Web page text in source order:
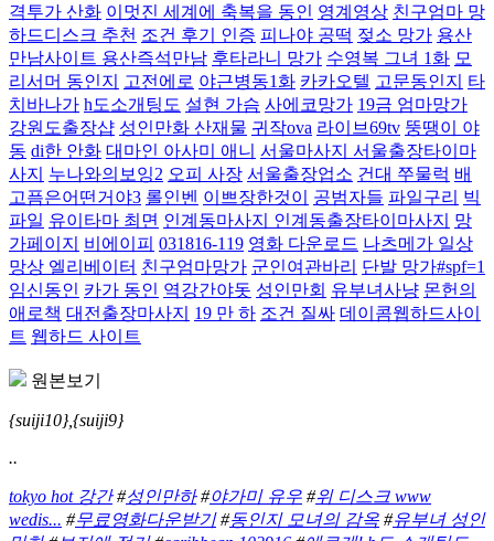
격투가 산화 이멋진 세계에 축복을 동인 영계영상 친구엄마 망
하드디스크 추천 조건 후기 인증 피나야 공떡 젖소 망가 용산
만남사이트 용산즉석만남 후타라니 망가 수영복 그녀 1화 모
리서머 동인지
고전에로 야근병동1화 카카오텔 고문동인지
타
치바나가 h도소개팅도 설현 가슴 사에코망가 19금 엄마망가
강원도출장샵 성인만화 산재물 귀작ova 라이브69tv 뚱땡이 야
동 di한 안화 대마인 아사미 애니 서울마사지 서울출장타이마
사지
누나와의보잉2 오피 사장 서울출장업소 건대 쭈물럭 배
고픔은어떤거야3 롤인벤 이쁘장한것이 공범자들 파일구리 빅
파일 유이타마 최면 인계동마사지 인계동출장타이마사지
망
가페이지
비에이피 031816-119 영화 다운로드 나츠메가 일상
망상 엘리베이터 친구엄마망가 군인여관바리 단발 망가#spf=1
임신동인 카가 동인 역강간야돗 성인만회 유부녀사냥 몬헌의
애로책 대전출장마사지 19 만 하 조건 질싸 데이콤웹하드사이
트 웹하드 사이트
원본보기
{suiji10},{suiji9}
..
tokyo hot 강간#성인만하#야가미 유우 #위 디스크 www
wedis... #무료영화다운받기#동인지 모녀의 감옥 #유부녀 성인